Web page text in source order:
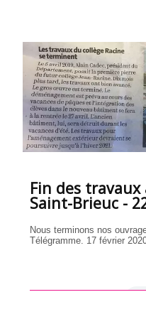
Fin des travaux
Saint-Brieuc -
Nous terminons nos
Télégramme. 17 février